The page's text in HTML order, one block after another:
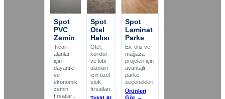
Spot
PVC
Zemin
Ticari
alanlar
için
dayanıklı
ve
ekonomik
zemin
fırsatları.
Spot
Otel
Halısı
Otel,
koridor
ve lobi
alanları
için özel
stok
fırsatları.
Spot
Laminat
Parke
Ev, ofis ve
mağaza
projeleri için
avantajlı
parke
seçenekleri.
Ürünleri
Gör →